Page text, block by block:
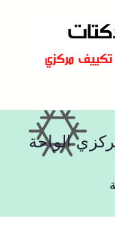
الواحة